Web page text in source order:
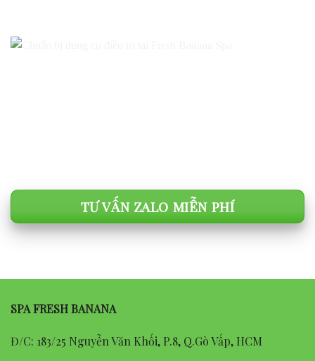
TƯ VẤN ZALO MIỄN PHÍ
SPA FRESH BANANA
Đ/C: 183/25 Nguyễn Văn Khối, P.8, Q.Gò Vấp, HCM